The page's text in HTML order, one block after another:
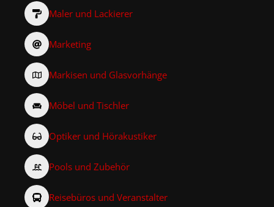
Maler und Lackierer
Marketing
Markisen und Glasvorhänge
Möbel und Tischler
Optiker und Hörakustiker
Pools und Zubehör
Reisebüros und Veranstalter